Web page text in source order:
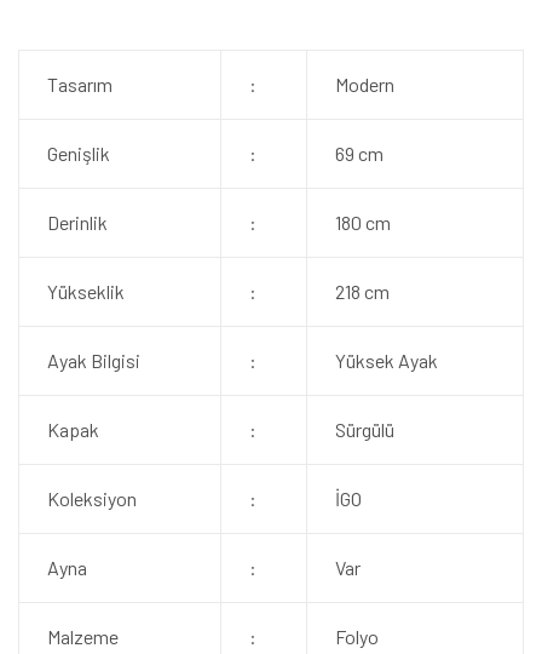
Tasarım : Modern
Genişlik : 69 cm
Derinlik : 180 cm
Yükseklik : 218 cm
Ayak Bilgisi : Yüksek Ayak
Kapak : Sürgülü
Koleksiyon : İGO
Ayna : Var
Malzeme : Folyo